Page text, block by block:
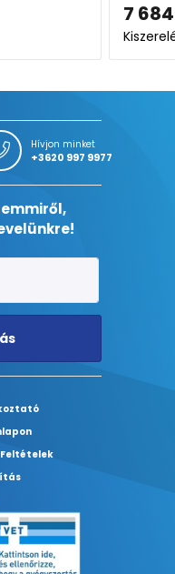
Hívjon minket
+3620 997 9977